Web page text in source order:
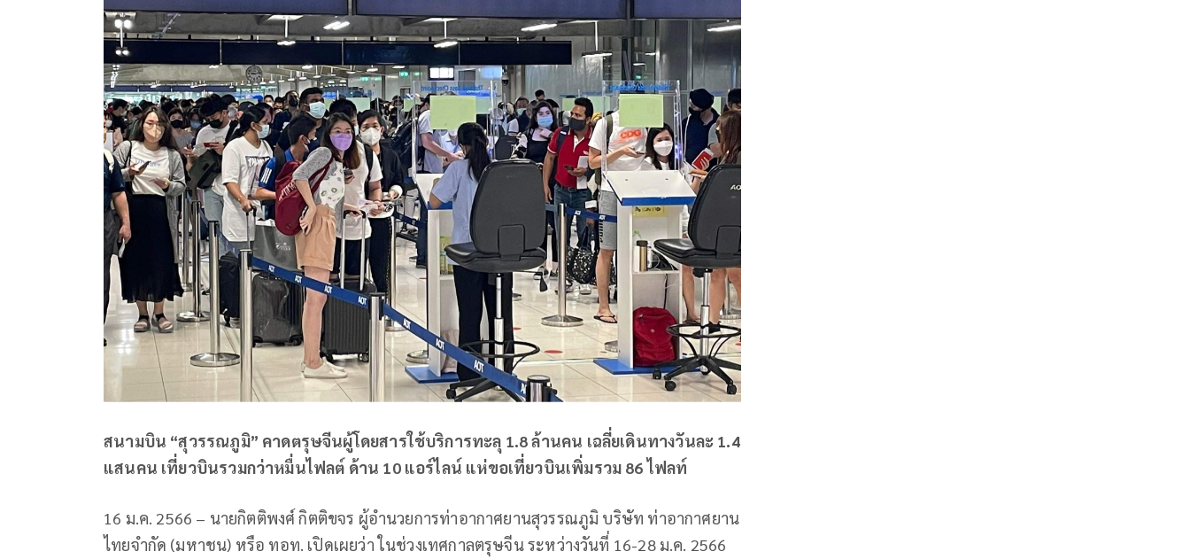
สนามบิน “สุวรรณภูมิ” คาดตรุษจีนผู้โดยสารใช้บริการทะลุ 1.8 ล้านคน เฉลี่ยเดินทางวันละ 1.4
แสนคน เที่ยวบินรวมกว่าหมื่นไฟลต์ ด้าน 10 แอร์ไลน์ แห่ขอเที่ยวบินเพิ่มรวม 86 ไฟลท์
16 ม.ค. 2566 – นายกิตติพงศ์ กิตติขจร ผู้อำนวยการท่าอากาศยานสุวรรณภูมิ บริษัท ท่าอากาศยาน
ไทยจำกัด (มหาชน) หรือ ทอท. เปิดเผยว่า ในช่วงเทศกาลตรุษจีน ระหว่างวันที่ 16-28 ม.ค. 2566